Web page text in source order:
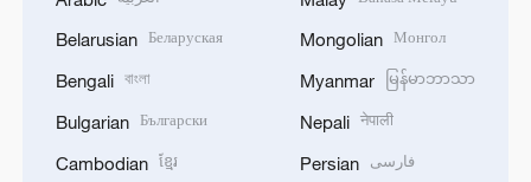
Belarusian Беларуская
Bengali বাংলা
Bulgarian Български
Cambodian ខ្មែរ
Mongolian Монгол
Myanmar မြန်မာဘာသာ
Nepali नेपाली
Persian فارسی